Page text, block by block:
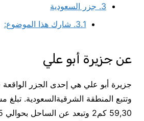
3. جزر السعودية
3.1. شارك هذا الموضوع:
عن جزيرة أبو علي
جزيرة أبو علي هي إحدى الجزر الواقعة
وتتبع المنطقة الشرقيةالسعودية. تبلغ